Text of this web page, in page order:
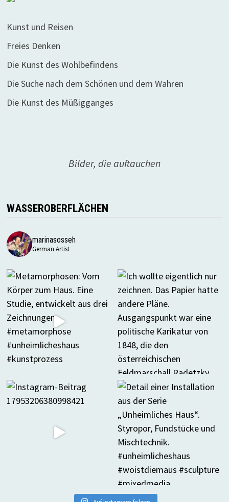
Kunst und Reisen
Freies Denken
Die Kunst des Wohlbefindens
Die Suche nach dem Schönen und dem Wahren
Die Kunst des Müßigganges
Bilder, die auftauchen
WASSEROBERFLÄCHEN
marinasosseh
German Artist